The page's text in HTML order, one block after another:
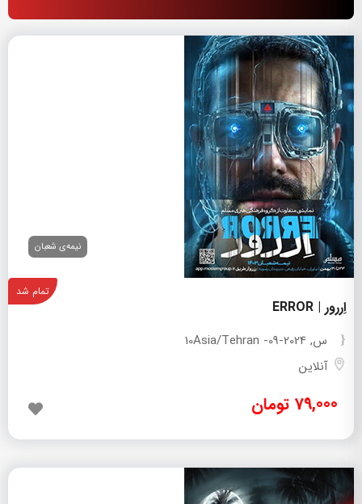
نیمه‌ی شعبان
اِررور | ERROR
تمام شد
س, 2024-09-10
Asia/Tehran
آنلاین
79,000 تومان